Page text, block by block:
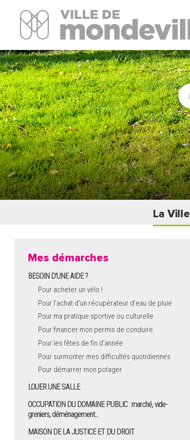
Site Officiel de la ville de Mondeville
La Ville
Mes démarches
BESOIN D'UNE AIDE ?
Pour acheter un vélo !
Pour l'achat d’un récupérateur d’eau de pluie
Pour ma pratique sportive ou culturelle
Pour financer mon permis de conduire
Pour les fêtes de fin d'année
Pour surmonter mes difficultés quotidiennes
Pour démarrer mon potager
LOUER UNE SALLE
OCCUPATION DU DOMAINE PUBLIC : marché, vide-
greniers, déménagement...
MAISON DE LA JUSTICE ET DU DROIT